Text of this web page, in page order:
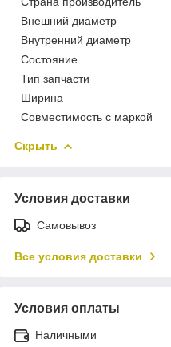
Внешний диаметр
Внутренний диаметр
Состояние
Тип запчасти
Ширина
Совместимость с маркой
Скрыть
Условия доставки
Самовывоз
Все условия доставки
Условия оплаты
Наличными